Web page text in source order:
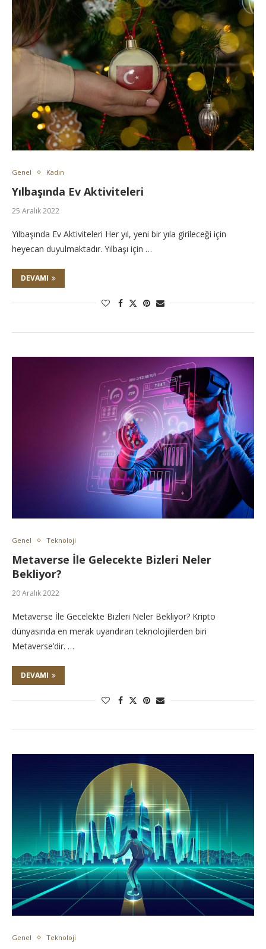
Genel Kadın
Yılbaşında Ev Aktiviteleri
25 Aralık 2022
Yılbaşında Ev Aktiviteleri Her yıl, yeni bir yıla girileceği için
heyecan duyulmaktadır. Yılbaşı için …
DEVAMI
Genel Teknoloji
Metaverse İle Gelecekte Bizleri Neler
Bekliyor?
20 Aralık 2022
Metaverse İle Gecelekte Bizleri Neler Bekliyor? Kripto
dünyasında en merak uyandıran teknolojilerden biri
Metaverse’dir. …
DEVAMI
Genel Teknoloji